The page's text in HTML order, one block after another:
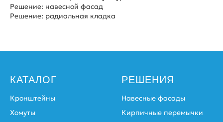
Решение: навесной фасад
Решение: радиальная кладка
КАТАЛОГ
Кронштейны
Хомуты
РЕШЕНИЯ
Навесные фасады
Кирпичные перемычки